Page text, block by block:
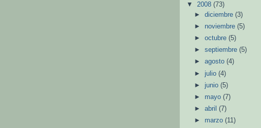
▼ 2008 (73)
►diciembre(3)
► noviembre(5)
►octubre(5)
►septiembre(5)
►agosto(4)
► julio(4)
► junio(5)
► mayo(7)
►abril(7)
► marzo(11)